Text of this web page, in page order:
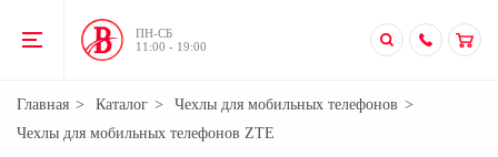
ПН-CБ
11:00 - 19:00
Главная Каталог
Чехлы для мобильных телефонов
Чехлы для мобильных телефонов ZTE